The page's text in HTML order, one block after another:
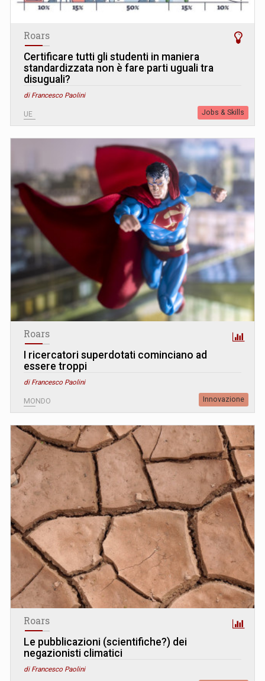
Roars
Certificare tutti gli studenti in maniera
standardizzata non è fare parti uguali tra
disuguali?
di Francesco Paolini
UE Jobs & Skills
Roars
I ricercatori superdotati cominciano ad
essere troppi
di Francesco Paolini
MONDO Innovazione
Roars
Le pubblicazioni (scientifiche?) dei
negazionisti climatici
di Francesco Paolini